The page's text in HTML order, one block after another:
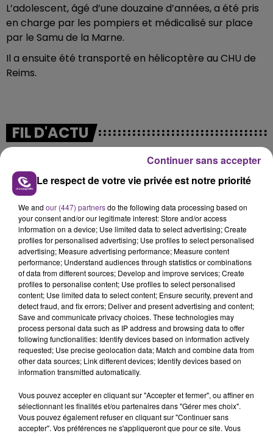
L’adolescent, âgé d’une douzaine d’années, a été pris
en charge par les pompiers et médicalisé sur place
par le Samu de la Marne.
Il a ensuite été transporté en hélicoptère au CHU de
Reims.
FIL D'ACTU
11h37
LA CENTRALE NUCLÉAIRE DE CHOOZ
TOUJOURS À L'ARRÊT
Cela fait déjà une semaine que la centrale
nucléaire ardennaise est à l'arrêt. Une situation
justifiée par la sécheresse intense qui est toujours
présente.
10h16
LE MAGASIN JOUÉCLUB DE REIMS FERME
SES PORTES
Le respect de votre vie privée est notre priorité
We and our (447) partnersdo the following data processing based on
your consent and/or our legitimate interest: Store and/or access
information on a device; Use limited data to select advertising; Create
profiles for personalised advertising; Use profiles to select personalised
advertising; Measure advertising performance; Measure content
performance; Understand audiences through statistics or combinations
of data from different sources; Develop and improve services; Create
profiles to personalise content; Use profiles to select personalised
content; Use limited data to select content; Ensure security, prevent and
detect fraud, and fix errors; Deliver and present advertising and content;
Save and communicate privacy choices. These technologies may
process personal data such as IP address and browsing data to offer
following functionalities: Identify devices based on information actively
requested; Use precise geolocation data; Match and combine data from
other data sources; Link different devices; Identify devices based on
information transmitted automatically.
Vous pouvez accepter en cliquant sur "Accepter et fermer", ou affiner en
sélectionnant les finalités et/ou partenaires dans "Gérer mes choix".
Vous pouvez également refuser en cliquant sur "Continuer sans
accepter". Vos préférences ne s'appliqueront que pour ce site. Vous
Continuer sans accepter